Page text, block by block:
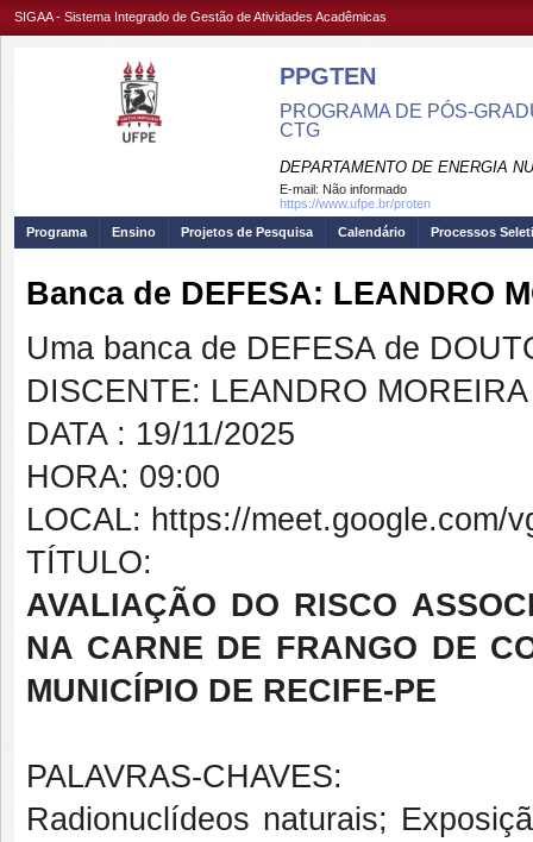
SIGAA - Sistema Integrado de Gestão de Atividades Acadêmicas
PPGTEN
PROGRAMA DE PÓS-
CTG
DEPARTAMENTO DE ENERGIA
E-mail: Não informado
https://www.ufpe.br/proten
Programa
Ensino Projetos de Pesquisa Calendário Processos
Banca de DEFESA: LEANDRO
Uma banca de DEFESA de
DISCENTE: LEANDRO
DATA : 19/11/2025
HORA: 09:00
LOCAL: https://meet.google.com/
TÍTULO:
AVALIAÇÃO DO RISCO
NA CARNE DE FRANGO DE
MUNICÍPIO DE RECIFE-PE
PALAVRAS-CHAVES:
Radionuclídeos naturais;